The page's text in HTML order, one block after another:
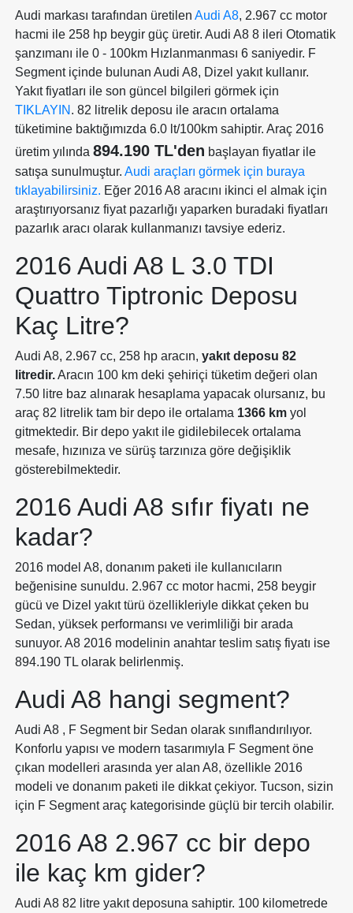
Audi markası tarafından üretilen Audi A8, 2.967 cc motor
hacmi ile 258 hp beygir güç üretir. Audi A8 8 ileri Otomatik
şanzımanı ile 0 - 100km Hızlanmanması 6 saniyedir. F
Segment içinde bulunan Audi A8, Dizel yakıt kullanır.
Yakıt fiyatları ile son güncel bilgileri görmek için
TIKLAYIN . 82 litrelik deposu ile aracın ortalama
tüketimine baktığımızda 6.0 lt/100km sahiptir. Araç 2016
üretim yılında 894.190 TL'den başlayan fiyatlar ile
satışa sunulmuştur. Audi araçları görmek için buraya
tıklayabilirsiniz. Eğer 2016 A8 aracını ikinci el almak için
araştırıyorsanız fiyat pazarlığı yaparken buradaki fiyatları
pazarlık aracı olarak kullanmanızı tavsiye ederiz.
2016 Audi A8 L 3.0 TDI
Quattro Tiptronic Deposu
Kaç Litre?
Audi A8, 2.967 cc, 258 hp aracın, yakıt deposu 82
litredir.Aracın 100 km deki şehiriçi tüketim değeri olan
7.50 litre baz alınarak hesaplama yapacak olursanız, bu
araç 82 litrelik tam bir depo ile ortalama 1366 km yol
gitmektedir. Bir depo yakıt ile gidilebilecek ortalama
mesafe, hızınıza ve sürüş tarzınıza göre değişiklik
gösterebilmektedir.
2016 Audi A8 sıfır fiyatı ne
kadar?
2016 model A8, donanım paketi ile kullanıcıların
beğenisine sunuldu. 2.967 cc motor hacmi, 258 beygir
gücü ve Dizel yakıt türü özellikleriyle dikkat çeken bu
Sedan, yüksek performansı ve verimliliği bir arada
sunuyor. A8 2016 modelinin anahtar teslim satış fiyatı ise
894.190 TL olarak belirlenmiş.
Audi A8 hangi segment?
Audi A8 , F Segment bir Sedan olarak sınıflandırılıyor.
Konforlu yapısı ve modern tasarımıyla F Segment öne
çıkan modelleri arasında yer alan A8, özellikle 2016
modeli ve donanım paketi ile dikkat çekiyor. Tucson, sizin
için F Segment araç kategorisinde güçlü bir tercih olabilir.
2016 A8 2.967 cc bir depo
ile kaç km gider?
Audi A8 82 litre yakıt deposuna sahiptir. 100 kilometrede